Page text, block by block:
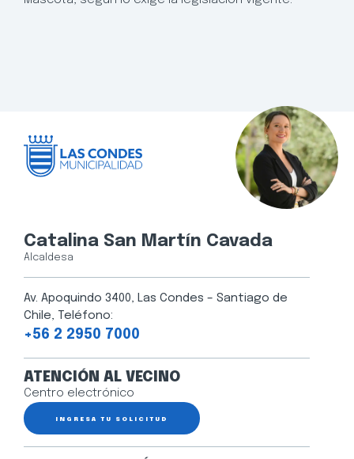
Catalina San Martín Cavada
Alcaldesa
Av. Apoquindo 3400, Las Condes – Santiago de
Chile, Teléfono:
+56 2 2950 7000
ATENCIÓN AL VECINO
Centro electrónico
INGRESA TU SOLICITUD